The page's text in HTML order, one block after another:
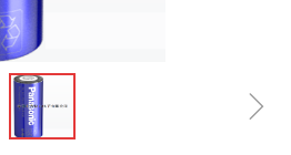
ꁇ